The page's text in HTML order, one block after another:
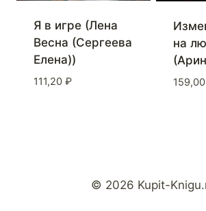
Я в игре (Лена
Весна (Сергеева
Елена))
111,20 ₽
на
159,00
© 2026 Kupit-